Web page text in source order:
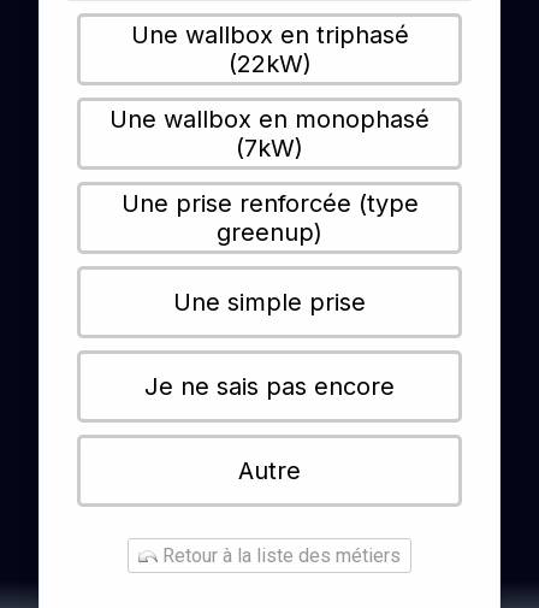
Une wallbox en triphasé
(22kW)
Une wallbox en monophasé
(7kW)
Une prise renforcée (type
greenup)
Une simple prise
Je ne sais pas encore
Autre
Retour à la liste des métiers